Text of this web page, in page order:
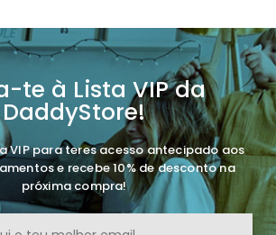
te à Lista VIP da
DaddyStore!
VIP para teres acesso antecipado aos
e recebe 10% de desconto na
próxima compra!